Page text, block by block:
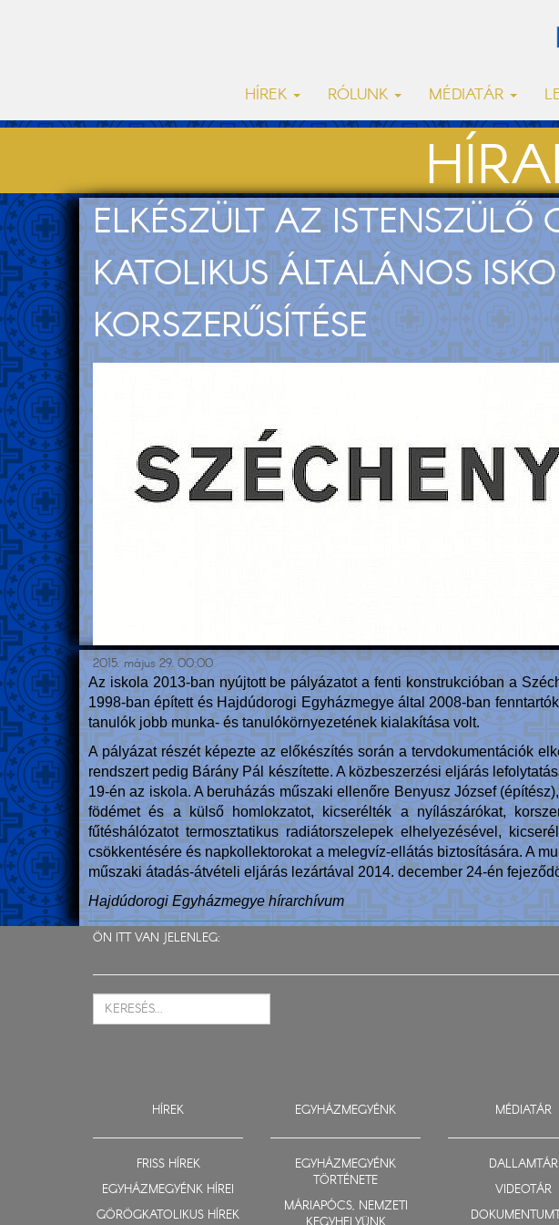
HÍREK RÓLUNK MÉDIATÁR
ELKÉSZÜLT AZ
KATOLIKUS ÁLTALÁNOS
KORSZERŰSÍTÉSE
2015. május 29. 00:00
Az iskola 2013-ban nyújtott be pályázatot a fenti konstrukcióban a
1998-ban épített és Hajdúdorogi Egyházmegye által 2008-ban
tanulók jobb munka- és tanulókörnyezetének kialakítása volt.
A pályázat részét képezte az előkészítés során a tervdokumentációk
rendszert pedig Bárány Pál készítette. A közbeszerzési eljárás
19-én az iskola. A beruházás műszaki ellenőre Benyusz József
födémet és a külső homlokzatot, kicserélték a nyílászárókat,
fűtéshálózatot termosztatikus radiátorszelepek elhelyezésével,
csökkentésére és napkollektorokat a melegvíz-ellátás biztosítására. A
műszaki átadás-átvételi eljárás lezártával 2014. december 24-én
Hajdúdorogi Egyházmegye hírarchívum
ÖN ITT VAN JELENLEG:
HÍREK
FRISS HÍREK
EGYHÁZMEGYÉNK HÍREI
GÖRÖGKATOLIKUS HÍREK
EGYHÁZMEGYÉNK
EGYHÁZMEGYÉNK
TÖRTÉNETE
MÁRIAPÓCS, NEMZETI
MÉDIATÁR
DALLAMTÁR
VIDEOTÁR